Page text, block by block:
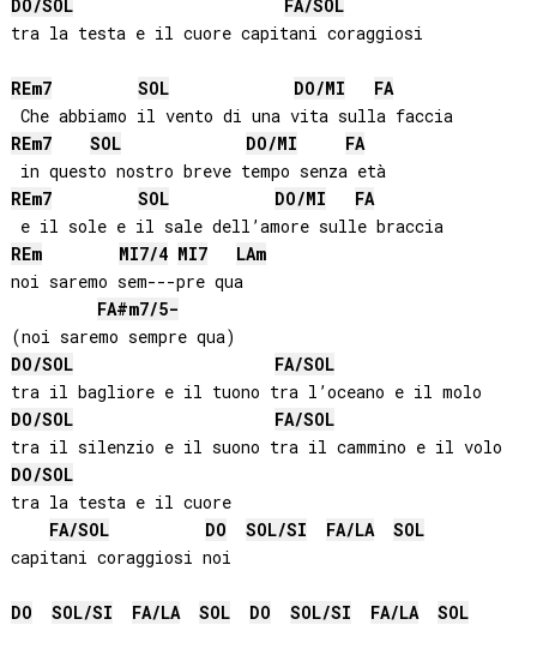
DO/SOL FA/SOL
tra la testa e il cuore capitani coraggiosi
REm7 SOL DO/MI
FA
Che abbiamo il vento di una vita sulla faccia
REm7 SOL DO/MI
FA
in questo nostro breve tempo senza età
REm7 SOL DO/MI
FA
e il sole e il sale dell’amore sulle braccia
REm MI7/4 MI7 LAm
noi saremo sem---pre qua
FA#m7/5-
DO/SOL FA/SOL
DO/SOL FA/SOL
DO/SOL
tra la testa e il cuore
FA/SOL DO SOL/SI FA/LA
SOL
capitani coraggiosi noi
DO SOL/SI FA/LA SOL DO SOL/SI FA/LA SOL